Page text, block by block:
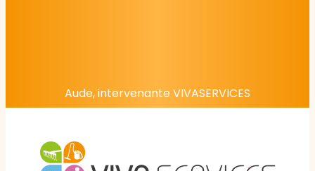
Aude, intervenante VIVASERVICES